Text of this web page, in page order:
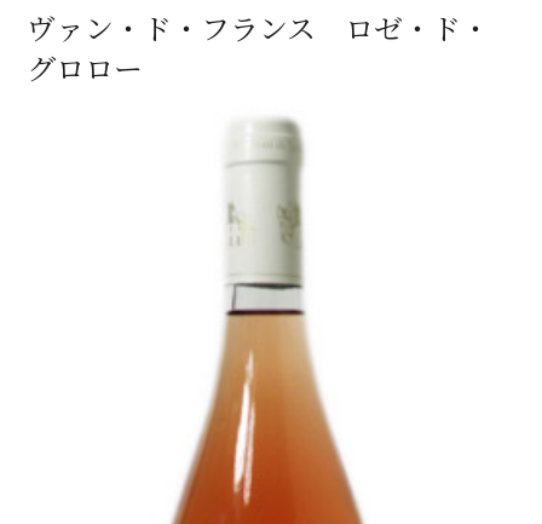
ヴァン・ド・フランス ロゼ・ド・
グロロー